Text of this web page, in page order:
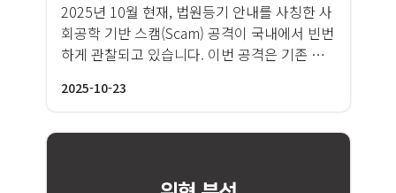
2025년 10월 현재, 법원등기 안내를 사칭한 사
회공학 기반 스캠(Scam) 공격이 국내에서 빈번
하게 관찰되고 있습니다. 이번 공격은 기존 이
싱 유포 방식이 아닌, 음성 통화 기반의 사용자
점에서 특징적입니다.
2025-10-23